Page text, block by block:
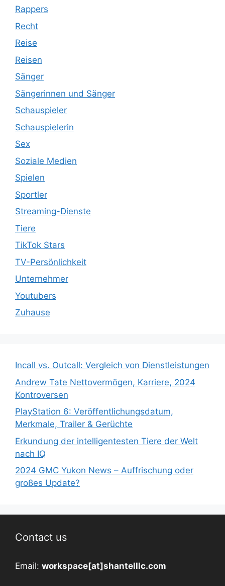
Rappers
Recht
Reise
Reisen
Sänger
Sängerinnen und Sänger
Schauspieler
Schauspielerin
Sex
Soziale Medien
Spielen
Sportler
Streaming-Dienste
Tiere
TikTok Stars
TV-Persönlichkeit
Unternehmer
Youtubers
Zuhause
Incall vs. Outcall: Vergleich von Dienstleistungen
Andrew Tate Nettovermögen, Karriere, 2024
Kontroversen
PlayStation 6: Veröffentlichungsdatum,
Merkmale, Trailer & Gerüchte
Erkundung der intelligentesten Tiere der Welt
nach IQ
2024 GMC Yukon News – Auffrischung oder
großes Update?
Contact us
Email: workspace[at]shantelllc.com